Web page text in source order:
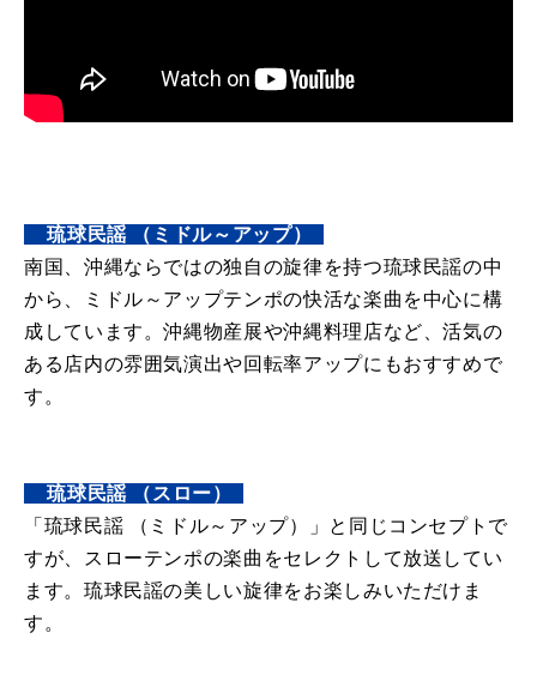
_琉球民謡 （ミドル～アップ）
南国、沖縄ならではの独自の旋律を持つ琉球民謡の中
から、ミドル～アップテンポの快活な楽曲を中心に構
成しています。沖縄物産展や沖縄料理店など、活気の
ある店内の雰囲気演出や回転率アップにもおすすめで
す。
_琉球民謡 （スロー）
「琉球民謡 （ミドル～アップ）」と同じコンセプトで
すが、スローテンポの楽曲をセレクトして放送してい
ます。琉球民謡の美しい旋律をお楽しみいただけま
す。